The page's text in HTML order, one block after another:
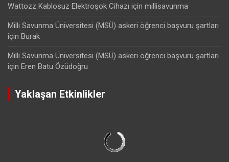
Wattozz Kablosuz Elektroşok Cihazı için millisavunma
Milli Savunma Üniversitesi (MSÜ) askeri öğrenci başvuru şartları
için Burak
Milli Savunma Üniversitesi (MSÜ) askeri öğrenci başvuru şartları
için Eren Batu Özüdoğru
Yaklaşan Etkinlikler